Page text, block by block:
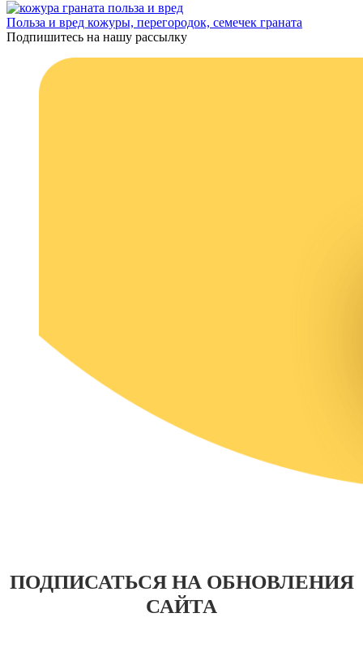
Польза и вред кожуры, перегородок, семечек граната
Подпишитесь на нашу рассылку
ПОДПИСАТЬСЯ НА ОБНОВЛЕНИЯ
САЙТА